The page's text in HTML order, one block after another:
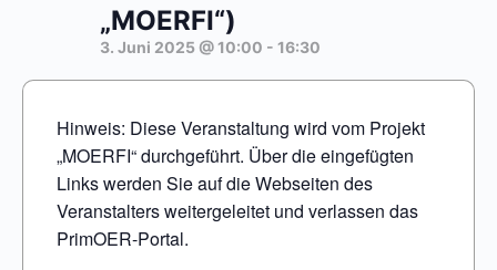
„MOERFI“)
3. Juni 2025 @ 10:00 - 16:30
Hinweis: Diese Veranstaltung wird vom Projekt
„MOERFI“ durchgeführt. Über die eingefügten
Links werden Sie auf die Webseiten des
Veranstalters weitergeleitet und verlassen das
PrimOER-Portal.